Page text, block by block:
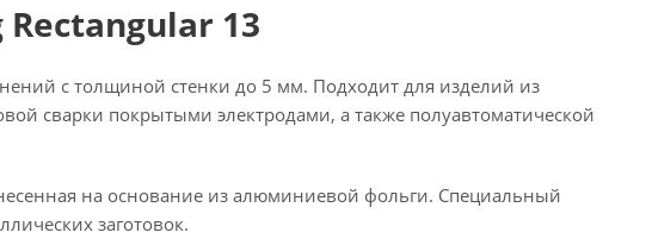
13
с толщиной стенки до 5 мм. Подходит для изделий из
сварки покрытыми электродами, а также полуавтоматической
на основание из алюминиевой фольги. Специальный
заготовок.